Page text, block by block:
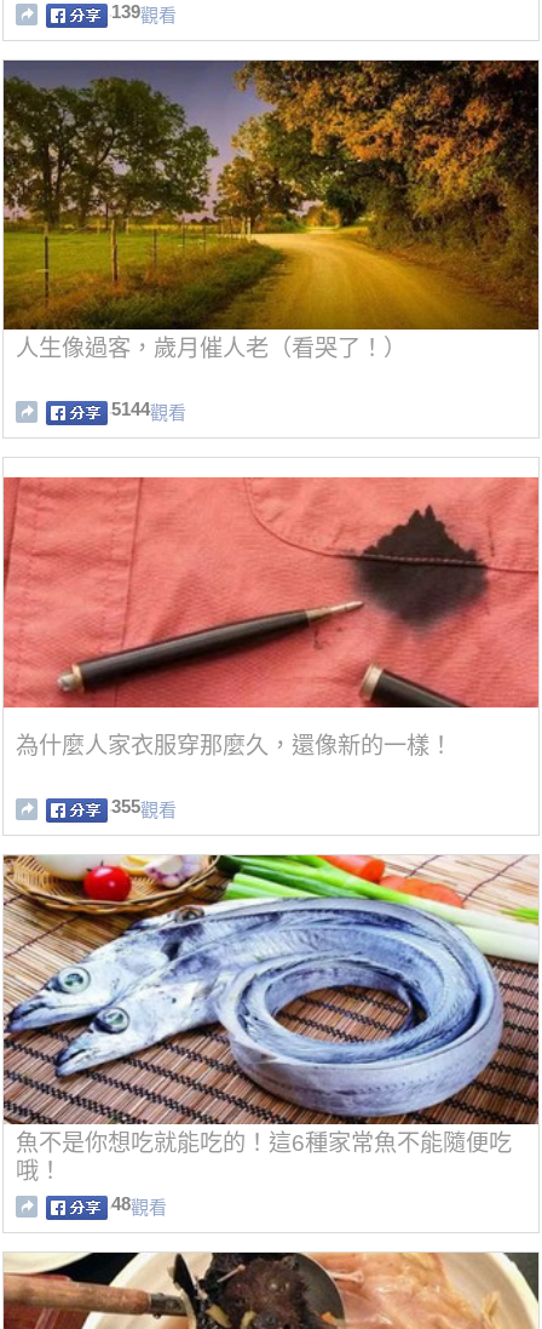
139觀看
人生像過客，歲月催人老（看哭了！）
5144觀看
為什麼人家衣服穿那麼久，還像新的一樣！
355觀看
魚不是你想吃就能吃的！這6種家常魚不能隨便吃
哦！
48觀看